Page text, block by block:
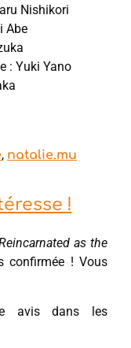
Nishikori
Abe
: Yuki Yano
, natalie.mu
!
as the
confirmée ! Vous
avis dans les